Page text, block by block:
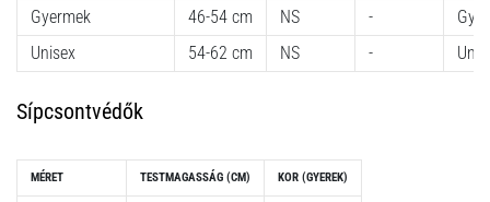
Gyermek
Unisex
46-54 cm
54-62 cm
NS
NS
-
-
Sípcsontvédők
MÉRET TESTMAGASSÁG (CM) KOR (GYEREK)